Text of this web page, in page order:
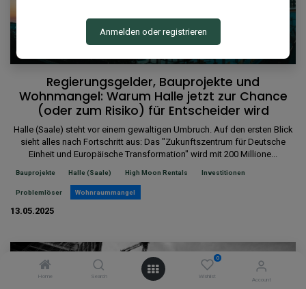
Home Search
0
Wishlist
Account
Regierungsgelder, Bauprojekte und
Wohnmangel: Warum Halle jetzt zur Chance
(oder zum Risiko) für Entscheider wird
Halle (Saale) steht vor einem gewaltigen Umbruch. Auf den ersten Blick
sieht alles nach Fortschritt aus: Das "Zukunftszentrum für Deutsche
Einheit und Europäische Transformation" wird mit 200 Millione...
Bauprojekte Halle (Saale) High Moon Rentals Investitionen
Problemlöser Wohnraummangel
13.05.2025
Anmelden oder registrieren